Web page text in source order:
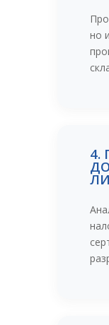
но
4.